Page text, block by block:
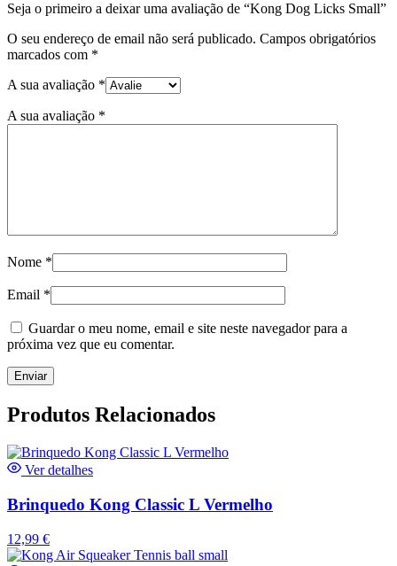
Seja o primeiro a deixar uma avaliação de “Kong Dog Licks Small”
O seu endereço de email não será publicado. Campos obrigatórios
marcados com *
A sua avaliação *
A sua avaliação *
Nome *
Email *
Guardar o meu nome, email e site neste navegador para a
próxima vez que eu comentar.
Produtos Relacionados
Ver detalhes
Brinquedo Kong Classic L Vermelho
12,99 €